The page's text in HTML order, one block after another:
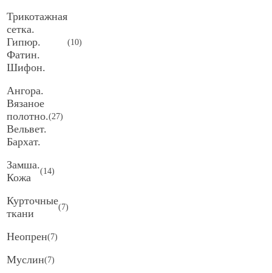
Трикотажная
сетка.
Гипюр.
Фатин.
Шифон.
(10)
Ангора.
Вязаное
полотно.
Вельвет.
Бархат.
(27)
Замша.
Кожа
(14)
Курточные
ткани
(7)
Неопрен(7)
Муслин(7)